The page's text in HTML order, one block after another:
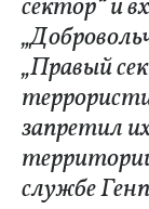
сектор“ и
„Правый
запретил
службе